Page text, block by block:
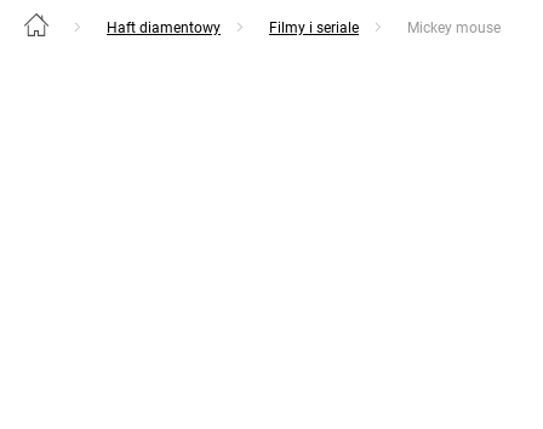
Home Haft diamentowy Filmy i seriale Mickey mouse